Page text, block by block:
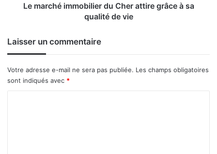
qualitéLe marché immobilier du Cher attire grâce à sa
qualité de vie
Laisser un commentaire
Votre adresse e-mail ne sera pas publiée. Les champs obligatoires
sont indiqués avec *